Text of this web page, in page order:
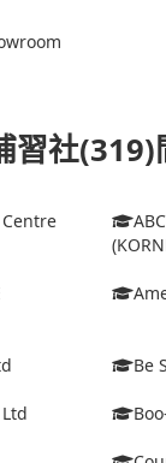
習社(319)
Be